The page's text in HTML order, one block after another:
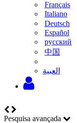
Français
Italiano
Deutsch
Español
русский
中国
‫العبية
Pesquisa avançada